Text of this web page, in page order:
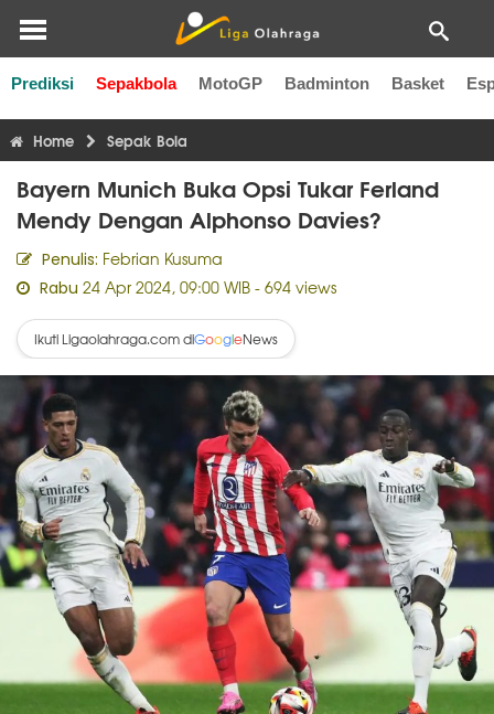
Prediksi Sepakbola MotoGP Badminton Basket
Liga Inggris Liga Italia Liga Spanyol Liga Perancis
Home Sepak Bola
Bayern Munich Buka Opsi Tukar Ferland
Mendy Dengan Alphonso Davies?
Penulis: Febrian Kusuma
Rabu 24 Apr 2024, 09:00 WIB - 694 views
Ikuti Ligaolahraga.com diGoogleNews